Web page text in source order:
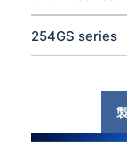
254GS series